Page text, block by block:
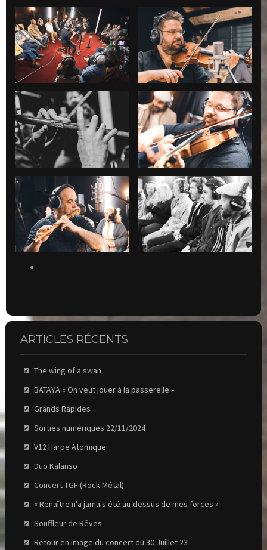
ARTICLES RÉCENTS
The wing of a swan
BATAYA « On veut jouer à la passerelle »
Grands Rapides
Sorties numériques 22/11/2024
V12 Harpe Atomique
Duo Kalanso
Concert TGF (Rock Métal)
« Renaître n’a jamais été au-dessus de mes forces »
Souffleur de Rêves
Retour en image du concert du 30 Juillet 23